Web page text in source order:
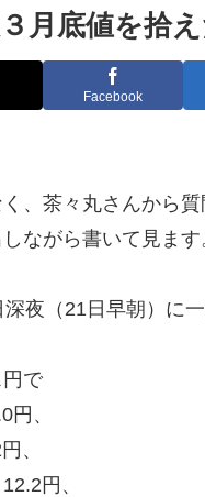
月底値を拾
Facebook
、茶々丸さんから
ながら書いて見ます
夜（21日早朝）に一
で
、
、
円、